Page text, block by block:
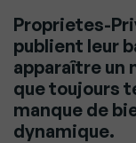
Proprietes-
publient leur
apparaître un
que toujours
manque de
dynamique.